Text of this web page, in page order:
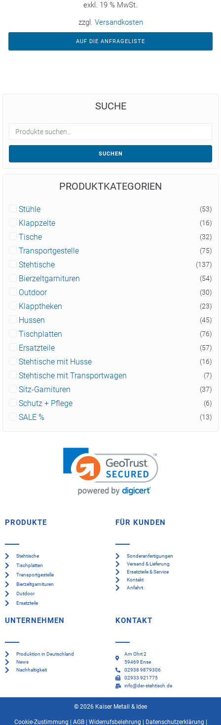
exkl. 19 % MwSt.
zzgl. Versandkosten
AUF DIE ANFRAGELISTE
SUCHE
SUCHEN
PRODUKTKATEGORIEN
Stühle (53)
Klappzelte (16)
Tische (32)
Transportgestelle (75)
Stehtische (137)
Bierzeltgarnituren (54)
Outdoor (30)
Klapptheken (23)
Hussen (45)
Tischplatten (76)
Ersatzteile (57)
Stehtische mit Husse (16)
Stehtische mit Transportwagen (7)
Sitz-Garnituren (37)
Schutz + Pflege (6)
SALE % (13)
PRODUKTE
Stehtische
Tischplatten
Transportgestelle
Bierzeltgarnituren
Outdoor
Ersatzteile
FÜR KUNDEN
Sonderanfertigungen
Versand & Lieferung
Ersatzteile & Service
Kontakt
Anfahrt
UNTERNEHMEN
Produktion in Deutschland
News
Nachhaltigkeit
KONTAKT
Am Ohrt 2
59469 Ense
02938 9879306
02933 921775
info@der-stehtisch.de
© 2026 Kaiser Metall & Idee
Cookie-Zustimmung AGB| Widerrufsbelehrung Datenschutzerklärung